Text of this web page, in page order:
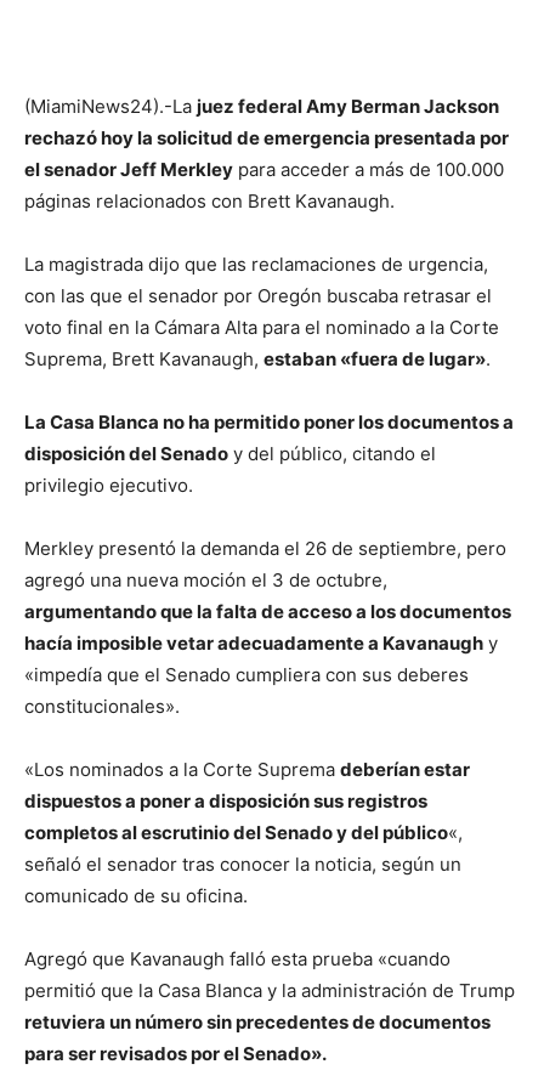
(MiamiNews24).-La juez federal Amy Berman Jackson
rechazó hoy la solicitud de emergencia presentada por
el senador Jeff Merkley para acceder a más de 100.000
páginas relacionados con Brett Kavanaugh.
La magistrada dijo que las reclamaciones de urgencia,
con las que el senador por Oregón buscaba retrasar el
voto final en la Cámara Alta para el nominado a la Corte
Suprema, Brett Kavanaugh, estaban «fuera de lugar».
La Casa Blanca no ha permitido poner los documentos a
disposición del Senado y del público, citando el
privilegio ejecutivo.
Merkley presentó la demanda el 26 de septiembre, pero
agregó una nueva moción el 3 de octubre,
argumentando que la falta de acceso a los documentos
hacía imposible vetar adecuadamente a Kavanaugh y
«impedía que el Senado cumpliera con sus deberes
constitucionales».
«Los nominados a la Corte Suprema deberían estar
dispuestos a poner a disposición sus registros
completos al escrutinio del Senado y del público«,
señaló el senador tras conocer la noticia, según un
comunicado de su oficina.
Agregó que Kavanaugh falló esta prueba «cuando
permitió que la Casa Blanca y la administración de Trump
retuviera un número sin precedentes de documentos
para ser revisados por el Senado».